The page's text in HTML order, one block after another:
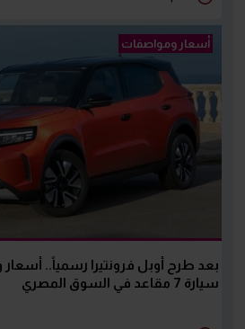
أسعار ومواصفات
بعد طرح أوبل فرونتيرا رسمياً..
سيارة 7 مقاعد في السوق المصري